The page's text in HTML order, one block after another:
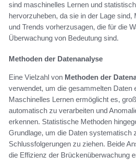
sind maschinelles Lernen und
hervorzuheben, da sie in der Lage sind,
und Trends vorherzusagen, die für die
Überwachung von Bedeutung sind.
Methoden der Datenanalyse
Eine Vielzahl von Methoden der
verwendet, um die gesammelten Daten
Maschinelles Lernen ermöglicht es,
automatisch zu verarbeiten und
erkennen. Statistische Methoden
Grundlage, um die Daten systematisch
Schlussfolgerungen zu ziehen. Beide
die Effizienz der Brückenüberwachung